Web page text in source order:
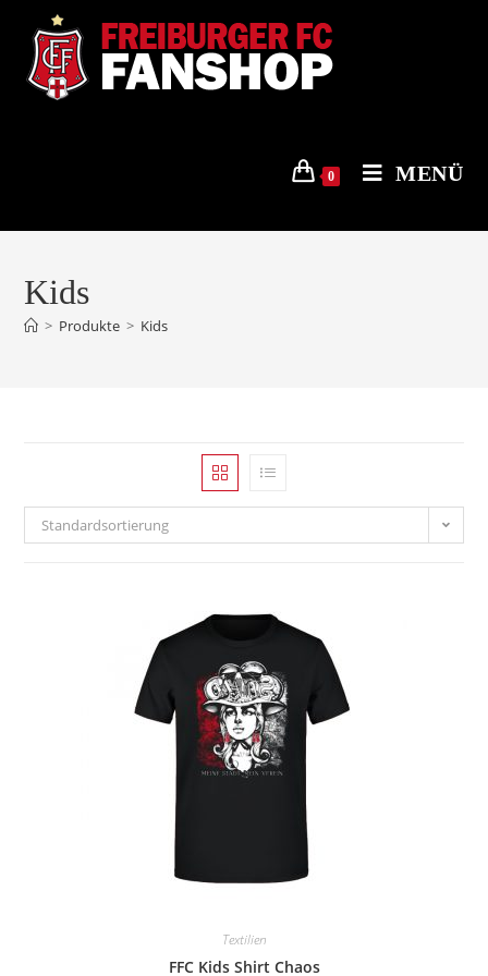
Inhalt
springen
0 MENÜ
Kids
> Produkte > Kids
Standardsortierung
Textilien
FFC Kids Shirt Chaos